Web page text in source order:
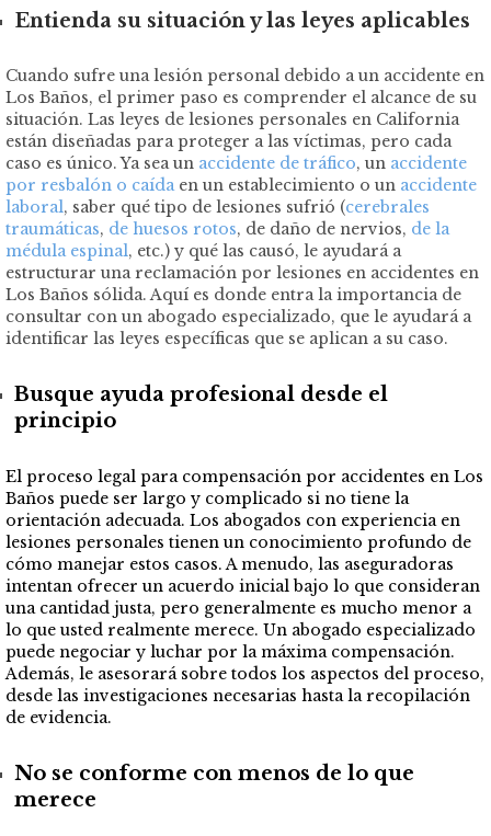
Entienda su situación y las leyes aplicables
Cuando sufre una lesión personal debido a un accidente en
Los Baños, el primer paso es comprender el alcance de su
situación. Las leyes de lesiones personales en California
están diseñadas para proteger a las víctimas, pero cada
caso es único. Ya sea un accidente de tráfico, un accidente
por resbalón o caídaen un establecimiento o un accidente
laboral, saber qué tipo de lesiones sufrió (cerebrales
traumáticas, de huesos rotos, de daño de nervios, de la
médula espinal, etc.) y qué las causó, le ayudará a
estructurar una reclamación por lesiones en accidentes en
Los Baños sólida. Aquí es donde entra la importancia de
consultar con un abogado especializado, que le ayudará a
identificar las leyes específicas que se aplican a su caso.
Busque ayuda profesional desde el
principio
El proceso legal para compensación por accidentes en Los
Baños puede ser largo y complicado si no tiene la
orientación adecuada. Los abogados con experiencia en
lesiones personales tienen un conocimiento profundo de
cómo manejar estos casos. A menudo, las aseguradoras
intentan ofrecer un acuerdo inicial bajo lo que consideran
una cantidad justa, pero generalmente es mucho menor a
lo que usted realmente merece. Un abogado especializado
puede negociar y luchar por la máxima compensación.
Además, le asesorará sobre todos los aspectos del proceso,
desde las investigaciones necesarias hasta la recopilación
de evidencia.
No se conforme con menos de lo que
merece